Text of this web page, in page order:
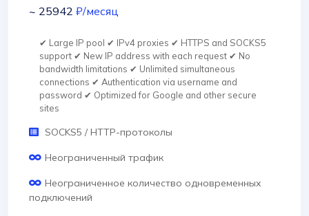
~ 25942 ₽/месяц
✔ Large IP pool ✔ IPv4 proxies ✔ HTTPS and SOCKS5
support ✔ New IP address with each request ✔ No
bandwidth limitations ✔ Unlimited simultaneous
connections ✔ Authentication via username and
password ✔ Optimized for Google and other secure
sites
SOCKS5 / HTTP-протоколы
Неограниченный трафик
Неограниченное количество одновременных
подключений